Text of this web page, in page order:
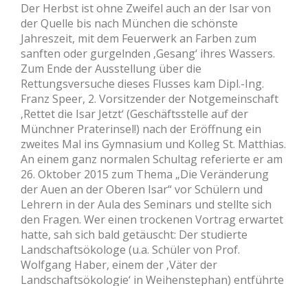
Der Herbst ist ohne Zweifel auch an der Isar von
der Quelle bis nach München die schönste
Jahreszeit, mit dem Feuerwerk an Farben zum
sanften oder gurgelnden ‚Gesang‘ ihres Wassers.
Zum Ende der Ausstellung über die
Rettungsversuche dieses Flusses kam Dipl.-Ing.
Franz Speer, 2. Vorsitzender der Notgemeinschaft
‚Rettet die Isar Jetzt‘ (Geschäftsstelle auf der
Münchner Praterinsel!) nach der Eröffnung ein
zweites Mal ins Gymnasium und Kolleg St. Matthias.
An einem ganz normalen Schultag referierte er am
26. Oktober 2015 zum Thema „Die Veränderung
der Auen an der Oberen Isar“ vor Schülern und
Lehrern in der Aula des Seminars und stellte sich
den Fragen. Wer einen trockenen Vortrag erwartet
hatte, sah sich bald getäuscht: Der studierte
Landschaftsökologe (u.a. Schüler von Prof.
Wolfgang Haber, einem der ‚Väter der
Landschaftsökologie‘ in Weihenstephan) entführte